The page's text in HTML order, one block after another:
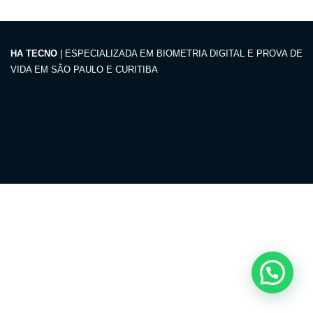
HA TECNO | ESPECIALIZADA EM BIOMETRIA DIGITAL E PROVA DE
VIDA EM SÃO PAULO E CURITIBA